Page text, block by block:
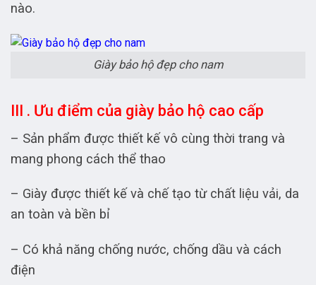
nào.
Giày bảo hộ đẹp cho nam
III . Ưu điểm của giày bảo hộ cao cấp
– Sản phẩm được thiết kế vô cùng thời trang và
mang phong cách thể thao
– Giày được thiết kế và chế tạo từ chất liệu vải, da
an toàn và bền bỉ
– Có khả năng chống nước, chống dầu và cách
điện